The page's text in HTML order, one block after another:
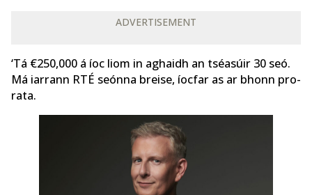
ADVERTISEMENT
‘Tá €250,000 á íoc liom in aghaidh an tséasúir 30 seó.
Má iarrann RTÉ seónna breise, íocfar as ar bhonn pro-
rata.